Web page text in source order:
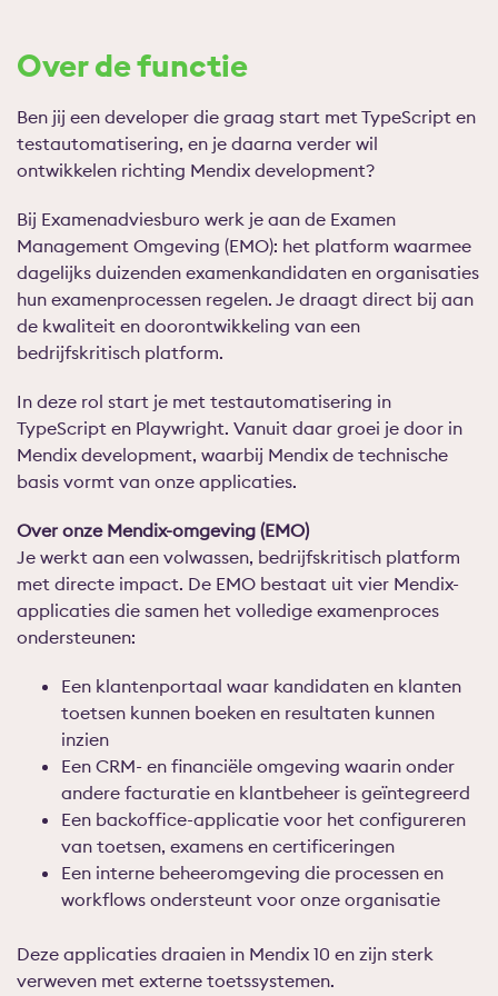
Over de functie
Ben jij een developer die graag start met TypeScript en
testautomatisering, en je daarna verder wil
ontwikkelen richting Mendix development?
Bij Examenadviesburo werk je aan de Examen
Management Omgeving (EMO): het platform waarmee
dagelijks duizenden examenkandidaten en organisaties
hun examenprocessen regelen. Je draagt direct bij aan
de kwaliteit en doorontwikkeling van een
bedrijfskritisch platform.
In deze rol start je met testautomatisering in
TypeScript en Playwright. Vanuit daar groei je door in
Mendix development, waarbij Mendix de technische
basis vormt van onze applicaties.
Over onze Mendix-omgeving (EMO)
Je werkt aan een volwassen, bedrijfskritisch platform
met directe impact. De EMO bestaat uit vier Mendix-
applicaties die samen het volledige examenproces
ondersteunen:
Een klantenportaal waar kandidaten en klanten
toetsen kunnen boeken en resultaten kunnen
inzien
Een CRM- en financiële omgeving waarin onder
andere facturatie en klantbeheer is geïntegreerd
Een backoffice-applicatie voor het configureren
van toetsen, examens en certificeringen
Een interne beheeromgeving die processen en
workflows ondersteunt voor onze organisatie
Deze applicaties draaien in Mendix 10 en zijn sterk
verweven met externe toetssystemen.